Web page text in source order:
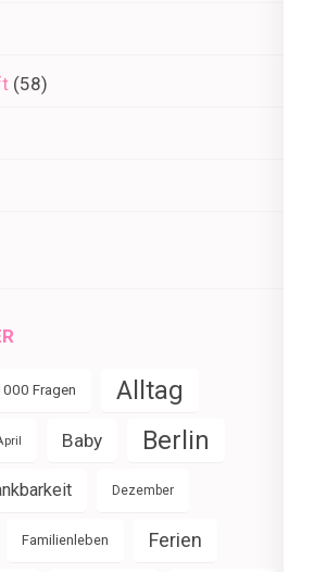
(58)
Fragen Alltag
Baby Berlin
Dezember
Familienleben Ferien